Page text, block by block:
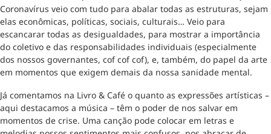
Coronavírus veio com tudo para abalar todas as estruturas, sejam
elas econômicas, políticas, sociais, culturais… Veio para
escancarar todas as desigualdades, para mostrar a importância
do coletivo e das responsabilidades individuais (especialmente
dos nossos governantes, cof cof cof), e, também, do papel da arte
em momentos que exigem demais da nossa sanidade mental.
Já comentamos na Livro & Café o quanto as expressões artísticas –
aqui destacamos a música – têm o poder de nos salvar em
momentos de crise. Uma canção pode colocar em letras e